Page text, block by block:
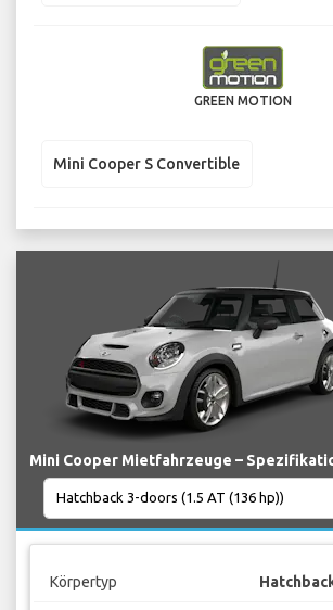
GREEN MOTION
Mini Cooper S Convertible
Mini Cooper Mietfahrzeuge –
Körpertyp